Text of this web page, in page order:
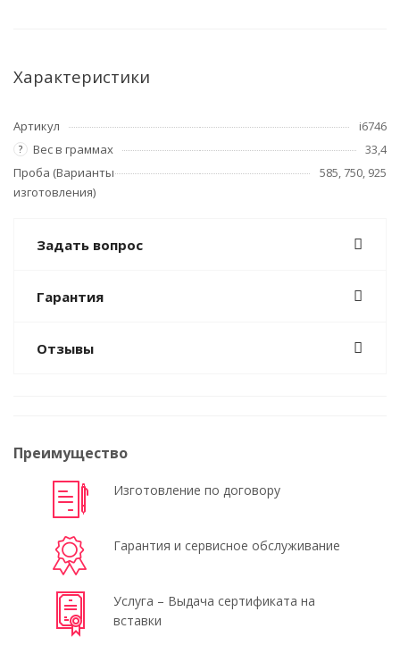
Характеристики
Артикул i6746
? Вес в граммах
33,4
Проба (Варианты
изготовления)
585, 750, 925
Задать вопрос
Гарантия
Отзывы
Преимущество
Изготовление по договору
Гарантия и сервисное обслуживание
Услуга – Выдача сертификата на
вставки